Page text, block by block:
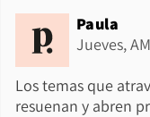
Paula
Jueves, AM
Los temas que
resuenan y abren